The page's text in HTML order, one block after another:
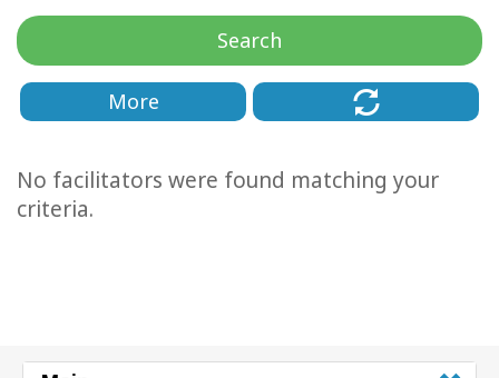
Facilitateurs
More
Search
More
No facilitators were found matching your
criteria.